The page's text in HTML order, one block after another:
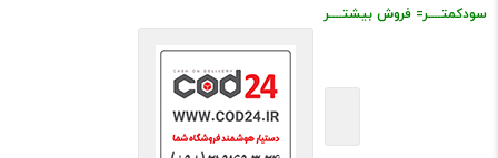
سودکمتــــر= فروش بیشتــــر